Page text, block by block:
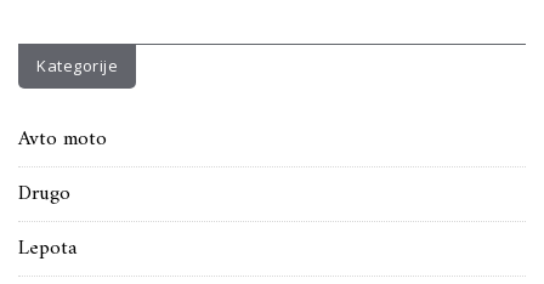
Kategorije
Avto moto
Drugo
Lepota